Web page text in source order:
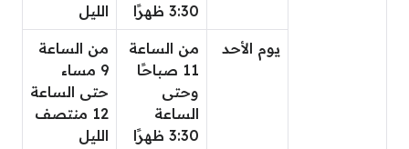
3:30 ظهرًا
الليل
يوم الأحد
من الساعة
11 صباحًا
وحتى
الساعة
3:30 ظهرًا
من الساعة
9 مساء
حتى الساعة
12 منتصف
الليل